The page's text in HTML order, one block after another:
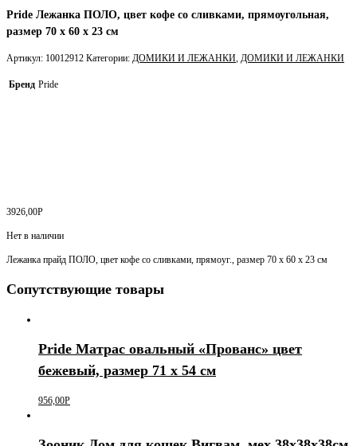
Pride Лежанка ПОЛО, цвет кофе со сливками, прямоугольная,
размер 70 х 60 х 23 см
Артикул: 10012912 Категории: ДОМИКИ И ЛЕЖАНКИ, ДОМИКИ И ЛЕЖАНКИ
Бренд Pride
3926,00Р
Нет в наличии
Лежанка прайд ПОЛО, цвет кофе со сливками, прямоуг., размер 70 х 60 х 23 см
Сопутствующие товары
Pride Матрас овальный «Прованс» цвет
бежевый, размер 71 х 54 см
956,00Р